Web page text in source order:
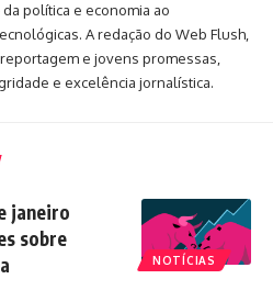
política e economia ao
A redação do Web Flush,
e jovens promessas,
e excelência jornalística.
NOTÍCIAS
janeiro
sobre